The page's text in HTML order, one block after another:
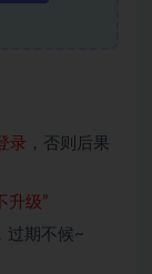
录 ，否则后果
升级”
过期不候~